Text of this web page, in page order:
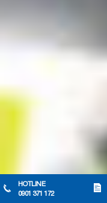
HOTLINE
0901 371 172